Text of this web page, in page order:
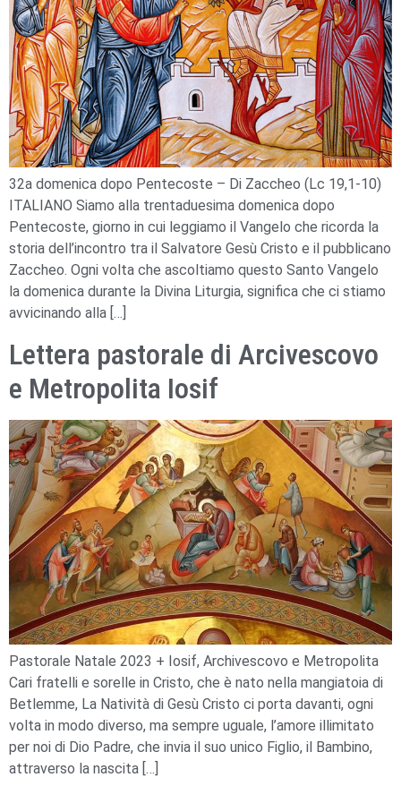
32a domenica dopo Pentecoste – Di Zaccheo (Lc 19,1-10)
ITALIANO Siamo alla trentaduesima domenica dopo
Pentecoste, giorno in cui leggiamo il Vangelo che ricorda la
storia dell’incontro tra il Salvatore Gesù Cristo e il pubblicano
Zaccheo. Ogni volta che ascoltiamo questo Santo Vangelo
la domenica durante la Divina Liturgia, significa che ci stiamo
avvicinando alla […]
Lettera pastorale di Arcivescovo
e Metropolita Iosif
Pastorale Natale 2023 + Iosif, Archivescovo e Metropolita
Cari fratelli e sorelle in Cristo, che è nato nella mangiatoia di
Betlemme, La Natività di Gesù Cristo ci porta davanti, ogni
volta in modo diverso, ma sempre uguale, l’amore illimitato
per noi di Dio Padre, che invia il suo unico Figlio, il Bambino,
attraverso la nascita […]